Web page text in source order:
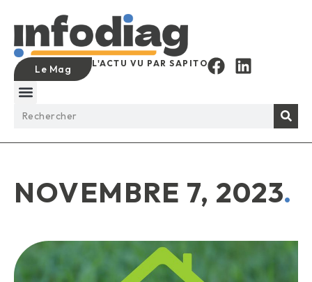
Le Mag L'ACTU VU PAR SAPITO
NOVEMBRE 7, 2023.